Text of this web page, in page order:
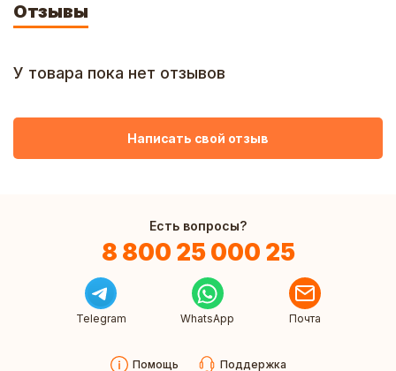
Отзывы
У товара пока нет отзывов
Написать свой отзыв
Есть вопросы?
8 800 25 000 25
Telegram WhatsApp Почта
Помощь Поддержка